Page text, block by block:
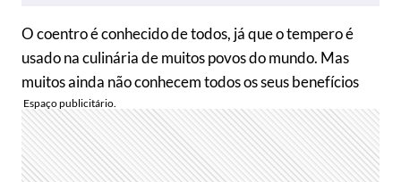
O coentro é conhecido de todos, já que o tempero é
usado na culinária de muitos povos do mundo. Mas
muitos ainda não conhecem todos os seus benefícios